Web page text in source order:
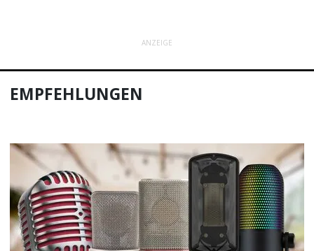
ANZEIGE
EMPFEHLUNGEN